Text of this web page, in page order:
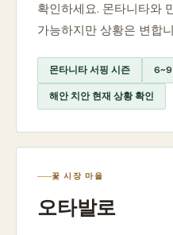
확인하세요. 몬타니타와
가능하지만 상황은 변합
몬타니타 서핑 시즌 6~9
해안 치안 현재 상황 확인
꽃 시장 마을
오타발로